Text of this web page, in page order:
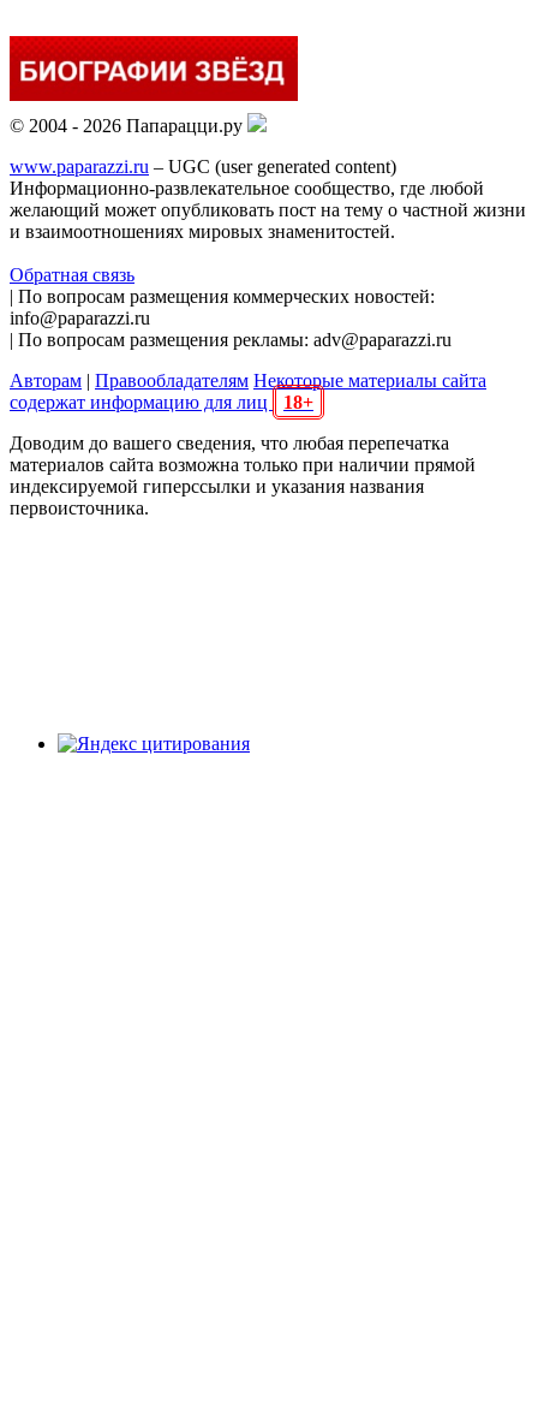
© 2004 - 2026 Папарацци.ру
www.paparazzi.ru – UGC (user generated content)
Информационно-развлекательное сообщество, где любой
желающий может опубликовать пост на тему о частной жизни
и взаимоотношениях мировых знаменитостей.
Обратная связь
| По вопросам размещения коммерческих новостей:
info@paparazzi.ru
| По вопросам размещения рекламы: adv@paparazzi.ru
Авторам | Правообладателям Некоторые материалы сайта
содержат информацию для лиц
18+
Доводим до вашего сведения, что любая перепечатка
материалов сайта возможна только при наличии прямой
индексируемой гиперссылки и указания названия
первоисточника.